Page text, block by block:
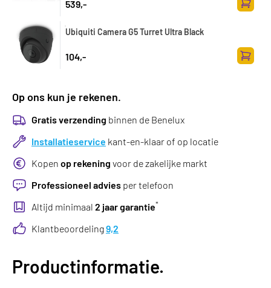
539,-
Zum
Ubiquiti Camera G5 Turret Ultra Black
104,-
Zum
Op ons kun je rekenen.
Gratis verzending binnen de Benelux
Installatieservice kant-en-klaar of op locatie
Kopen op rekening voor de zakelijke markt
Professioneel advies per telefoon
Altijd minimaal 2 jaar garantie*
Klantbeoordeling9,2
Productinformatie.